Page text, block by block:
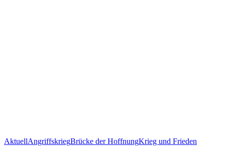
AktuellAngriffskriegBrücke der HoffnungKrieg und Frieden